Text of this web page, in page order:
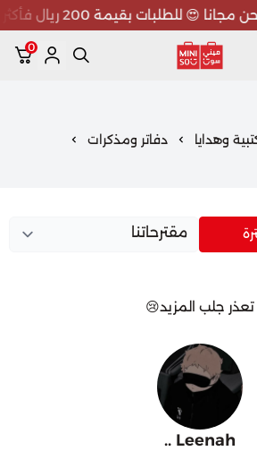
😍 للطلبات بقيمة 200 ريال فأكثر 🛒
ميني سو MINISO
0
وهدايا
دفاتر ومذكرات
تعذر جلب المزيد😢
Leenah ..